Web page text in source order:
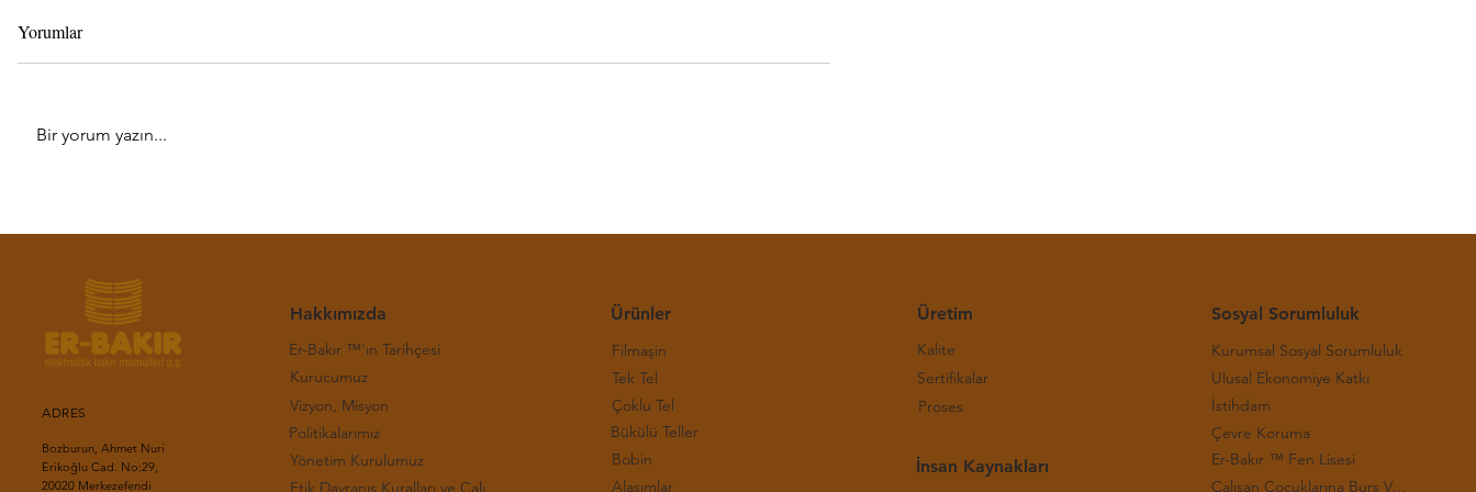
Hafta 2026)
Hafta 2026)
Hafta 2026)
Yorumlar
Bir yorum yazın...
ADRES
Bozburun, Ahmet Nuri
Erikoğlu Cad. No:29,
20020 Merkezefendi
Hakkımızda
Er-Bakır ™'ın Tarihçesi
Kurucumuz
Vizyon, Misyon
Politikalarımız
Yönetim Kurulumuz
Ürünler
Filmaşin
Tek Tel
Çoklu Tel
Bükülü Teller
Bobin
Alaşımlar
Üretim
Kalite
Sertifikalar
Proses
İnsan Kaynakları
Sosyal Sorumluluk
Kurumsal Sosyal Sorumluluk
Ulusal Ekonomiye Katkı
İstihdam
Er-Bakır ™ Fen Lisesi
Çevre Koruma
Çalışan Çocuklarına Burs Verilmesi